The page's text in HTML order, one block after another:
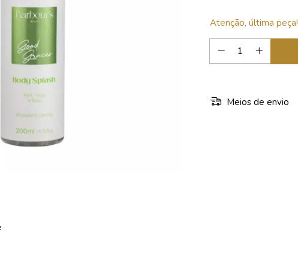
Atenção, última peça!
Meios de envio